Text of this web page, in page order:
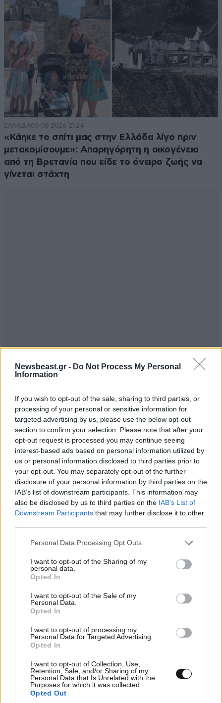
Newsbeast.gr - Do Not Process My Personal
Information
If you wish to opt-out of the sale, sharing to third parties, or
processing of your personal or sensitive information for
targeted advertising by us, please use the below opt-out
section to confirm your selection. Please note that after your
opt-out request is processed you may continue seeing
interest-based ads based on personal information utilized by
us or personal information disclosed to third parties prior to
your opt-out. You may separately opt-out of the further
disclosure of your personal information by third parties on the
IAB’s list of downstream participants. This information may
also be disclosed by us to third parties on the IAB’s List of
Downstream Participants that may further disclose it to other
Please note that this website/app uses one or more Google
not limited to your visit or usage behaviour. You may click to
grant or deny consent to Google and its third-party tags to
use your data for below specified purposes in below Google
consent section.
Personal Data Processing Opt Outs
I want to opt-out of the Sharing of my
personal data.
Opted In
I want to opt-out of the Sale of my
Personal Data.
Opted In
I want to opt-out of processing my
Personal Data for Targeted Advertising.
Opted In
I want to opt-out of Collection, Use,
Retention, Sale, and/or Sharing of my
Personal Data that Is Unrelated with the
Purposes for which it was collected.
Opted Out
ΕΛΛΑΔΑ05·08·2026 21:24
«Κάηκε το σπίτι μας στην Ελλάδα λίγο πριν
μετακομίσουμε»: Απαρηγόρητη η οικογένεια
από τη Βρετανία που είδε το όνειρο ζωής να
γίνεται στάχτη
ΕΛΛΑΔΑ06·08·2026 00:09